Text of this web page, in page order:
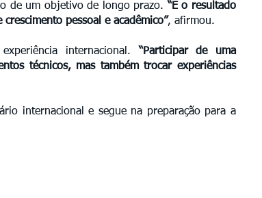
de um objetivo de longo prazo. “É o resultado
pessoal e acadêmico”, afirmou.
internacional. “Participar de uma
técnicos, mas também trocar experiências
internacional e segue na preparação para a